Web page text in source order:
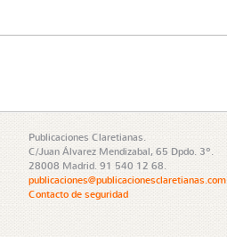
Publicaciones Claretianas.
C/Juan Álvarez Mendizabal, 65 Dpdo. 3º.
28008 Madrid. 91 540 12 68.
publicaciones@publicacionesclaretianas.com
Contacto de seguridad